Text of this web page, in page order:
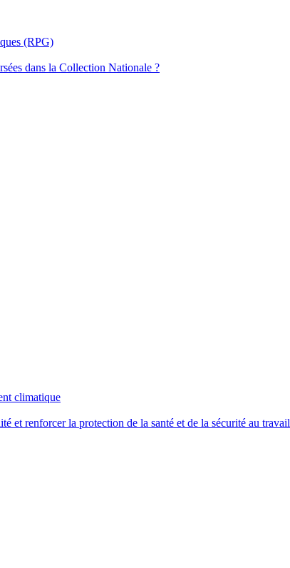
(RPG)
dans la Collection Nationale ?
climatique
et renforcer la protection de la santé et de la sécurité au travail